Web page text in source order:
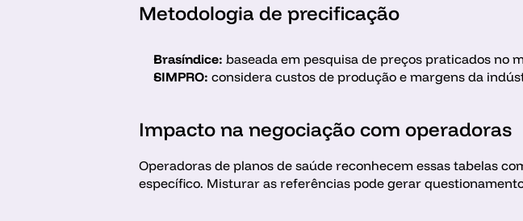
Metodologia de precificação
Brasíndice: baseada em pesquisa de preços praticados no
SIMPRO: considera custos de produção e margens da
Impacto na negociação com operadoras
Operadoras de planos de saúde reconhecem essas tabelas
específico. Misturar as referências pode gerar